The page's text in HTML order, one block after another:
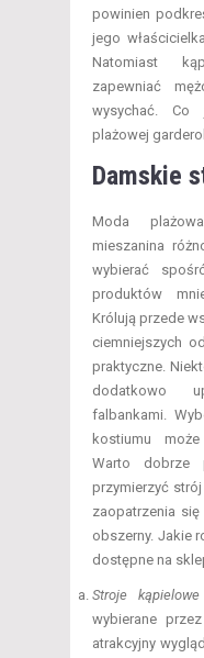
powinien
jego
Natomiast
zapewniać
wysychać.
plażowej
Damskie
Moda
mieszanina
wybierać
produktów
Królują przede
ciemniejszych
praktyczne.
dodatkowo
falbankami.
kostiumu
Warto dobrze
przymierzyć
zaopatrzenia
obszerny. Jakie
dostępne na
Stroje
wybierane
atrakcyjny